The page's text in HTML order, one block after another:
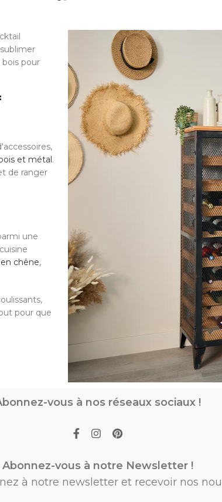
pour
et métal.
de ranger
une
chêne,
pour que
vous à nos réseaux sociaux !
Abonnez-vous à notre Newsletter !
à notre newsletter et recevoir nos